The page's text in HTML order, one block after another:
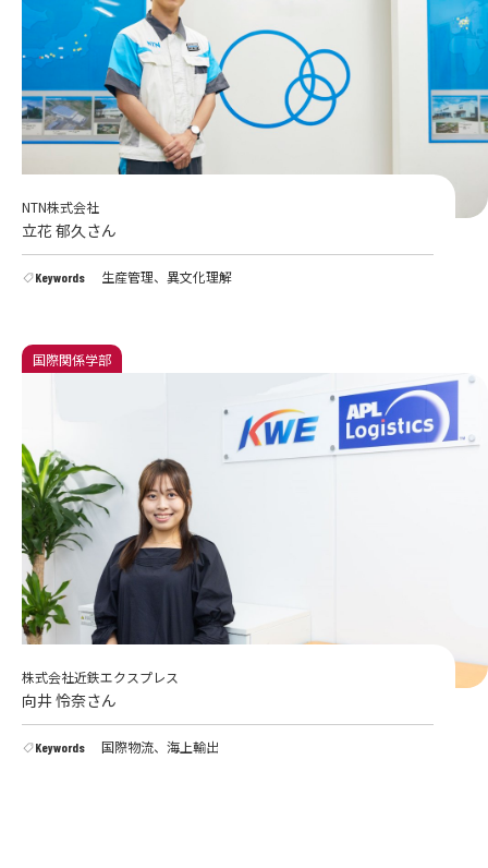
NTN株式会社
立花 郁久さん
Keywords 生産管理、異文化理解
国際関係学部
株式会社近鉄エクスプレス
向井 怜奈さん
Keywords 国際物流、海上輸出